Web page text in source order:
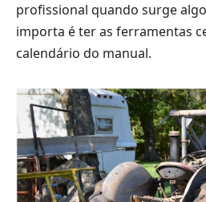
profissional quando surge
importa é ter as ferramentas
calendário do manual.